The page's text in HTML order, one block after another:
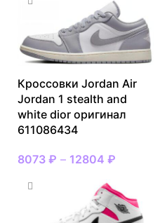
Кроссовки Jordan Air
Jordan 1 stealth and
white dior оригинал
611086434
8073 ₽ – 12804 ₽